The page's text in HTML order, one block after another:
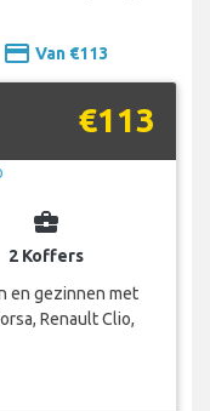
payment Van €113
€113
business_center
2 Koffers
en gezinnen met
Renault Clio,